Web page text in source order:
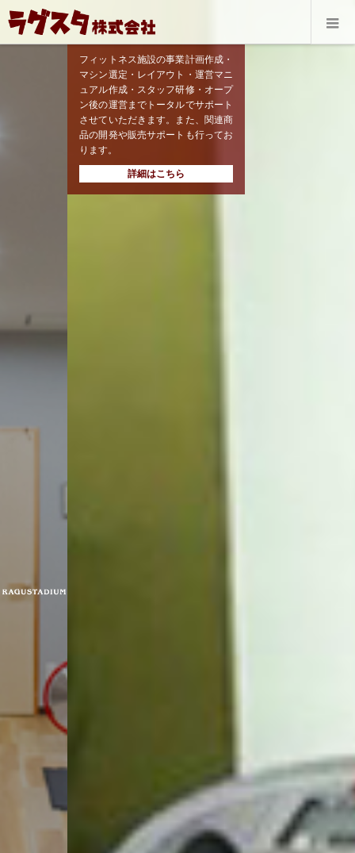
フィットネス施設の事業計画作成・
マシン選定・レイアウト・運営マニ
ュアル作成・スタッフ研修・オープ
ン後の運営までトータルでサポート
させていただきます。また、関連商
品の開発や販売サポートも行ってお
ります。
詳細はこちら